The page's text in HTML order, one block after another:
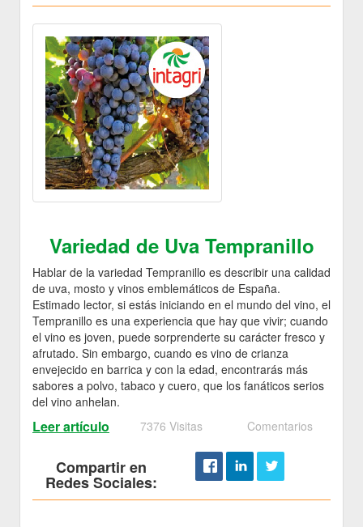
Variedad de Uva Tempranillo
Hablar de la variedad Tempranillo es describir una calidad
de uva, mosto y vinos emblemáticos de España.
Estimado lector, si estás iniciando en el mundo del vino, el
Tempranillo es una experiencia que hay que vivir; cuando
el vino es joven, puede sorprenderte su carácter fresco y
afrutado. Sin embargo, cuando es vino de crianza
envejecido en barrica y con la edad, encontrarás más
sabores a polvo, tabaco y cuero, que los fanáticos serios
del vino anhelan.
Leer artículo 7376 Visitas Comentarios
Compartir en
Redes Sociales: